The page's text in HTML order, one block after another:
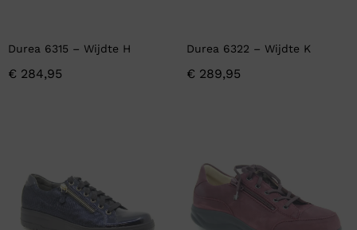
Durea 6315 – Wijdte H
€ 284,95
Durea 6322 – Wijdte K
€ 289,95